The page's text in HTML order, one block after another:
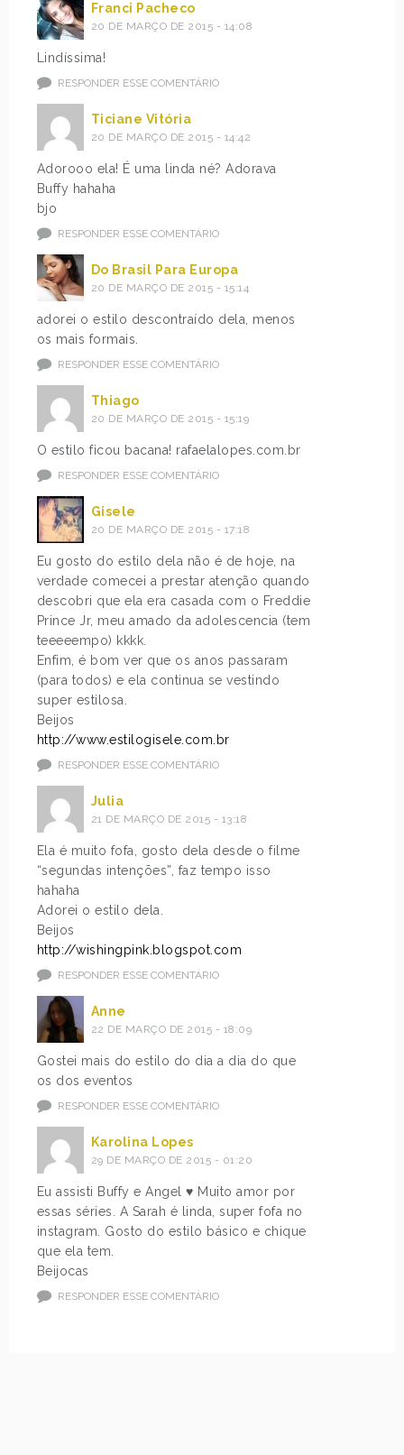
Franci Pacheco
20 DE MARÇO DE 2015 - 14:08
Lindíssima!
RESPONDER ESSE COMENTÁRIO
Ticiane Vitória
20 DE MARÇO DE 2015 - 14:42
Adorooo ela! É uma linda né? Adorava
Buffy hahaha
bjo
RESPONDER ESSE COMENTÁRIO
Do Brasil Para Europa
20 DE MARÇO DE 2015 - 15:14
adorei o estilo descontraído dela, menos
os mais formais.
RESPONDER ESSE COMENTÁRIO
Thiago
20 DE MARÇO DE 2015 - 15:19
O estilo ficou bacana! rafaelalopes.com.br
RESPONDER ESSE COMENTÁRIO
Gisele
20 DE MARÇO DE 2015 - 17:18
Eu gosto do estilo dela não é de hoje, na
verdade comecei a prestar atenção quando
descobri que ela era casada com o Freddie
Prince Jr, meu amado da adolescencia (tem
teeeeempo) kkkk.
Enfim, é bom ver que os anos passaram
(para todos) e ela continua se vestindo
super estilosa.
Beijos
http://www.estilogisele.com.br
RESPONDER ESSE COMENTÁRIO
Julia
21 DE MARÇO DE 2015 - 13:18
Ela é muito fofa, gosto dela desde o filme
“segundas intenções”, faz tempo isso
hahaha
Adorei o estilo dela.
Beijos
http://wishingpink.blogspot.com
RESPONDER ESSE COMENTÁRIO
Anne
22 DE MARÇO DE 2015 - 18:09
Gostei mais do estilo do dia a dia do que
os dos eventos
RESPONDER ESSE COMENTÁRIO
Karolina Lopes
29 DE MARÇO DE 2015 - 01:20
Eu assisti Buffy e Angel ♥ Muito amor por
essas séries. A Sarah é linda, super fofa no
instagram. Gosto do estilo básico e chique
que ela tem.
Beijocas
RESPONDER ESSE COMENTÁRIO